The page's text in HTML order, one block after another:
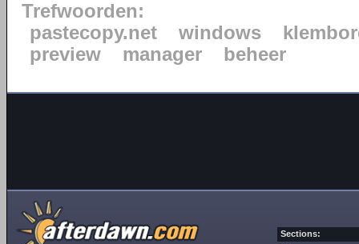
Trefwoorden:
pastecopy.net
windows
preview
manager beheer
Sections: